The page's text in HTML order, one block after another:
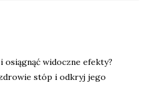
osiągnąć widoczne efekty?
stóp i odkryj jego